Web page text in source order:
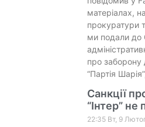
матеріалах,
прокуратури
ми подали до
про заборону
“Партія
Санкції
“Інтер”
22:35 Вт, 9